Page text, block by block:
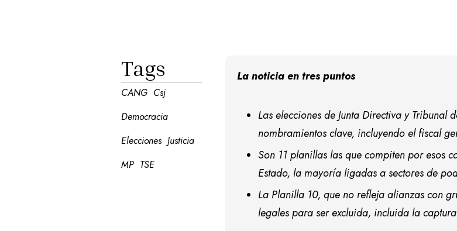
Tags
CANG Csj
Democracia
Elecciones Justicia
MP TSE
La noticia en tres puntos
Las elecciones de Junta Directiva y
nombramientos clave, incluyendo el fiscal
Son 11 planillas las que compiten por esos
Estado, la mayoría ligadas a sectores de
La Planilla 10, que no refleja alianzas con
legales para ser excluida, incluida la